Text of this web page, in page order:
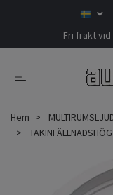
Fri frakt vid
Hem